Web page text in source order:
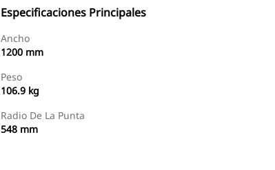
Especificaciones Principales
Ancho
1200 mm
Peso
106.9 kg
Radio De La Punta
548 mm